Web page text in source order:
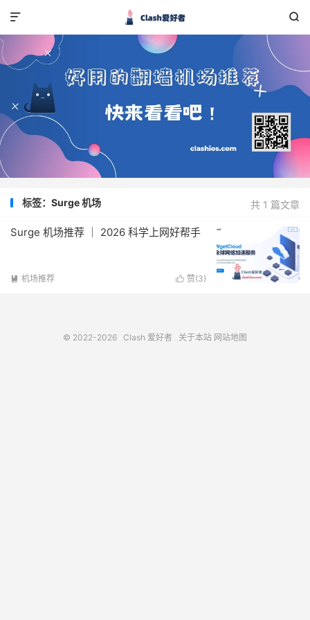


共 1 篇文章
标签：Surge 机场
Surge 机场推荐 ｜ 2026 科学上网好帮手
 赞(3)
 机场推荐
© 2022-2026 Clash 爱好者 关于本站 网站地图